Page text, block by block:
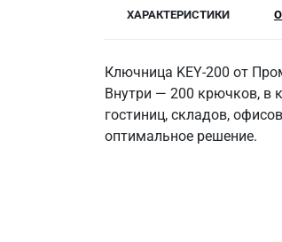
ХАРАКТЕРИСТИКИ
Ключница KEY-200 от
Внутри — 200 крючков, в
гостиниц, складов,
оптимальное решение.